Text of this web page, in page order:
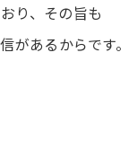
り、その旨も
があるからです。